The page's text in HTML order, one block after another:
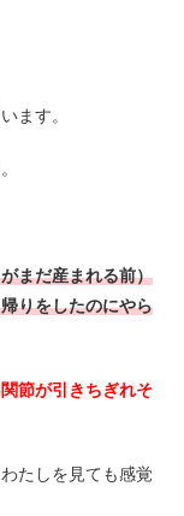
ます。
まだ産まれる前）
りをしたのにやら
節が引きちぎれそ
たしを見ても感覚